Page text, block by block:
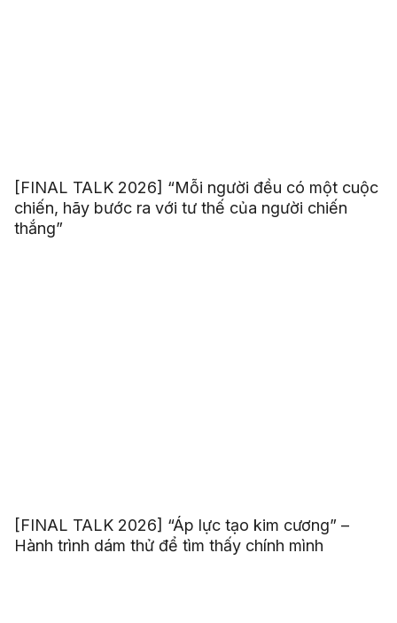
[FINAL TALK 2026] “Mỗi người đều có một cuộc
chiến, hãy bước ra với tư thế của người chiến
thắng”
[FINAL TALK 2026] “Áp lực tạo kim cương” –
Hành trình dám thử để tìm thấy chính mình